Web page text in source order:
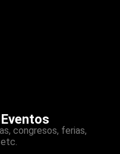
congresos, ferias,